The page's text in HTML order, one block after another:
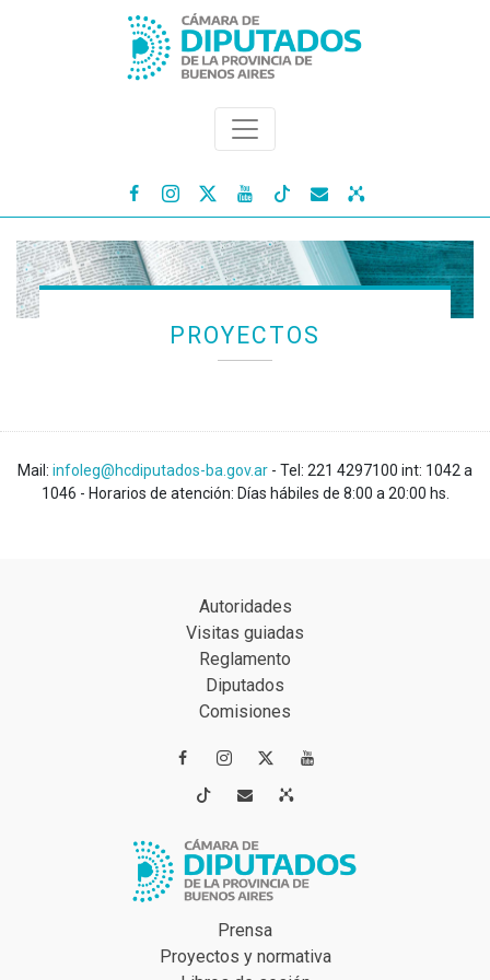
   
PROYECTOS
Mail: infoleg@hcdiputados-ba.gov.ar - Tel: 221 4297100 int: 1042 a
1046 - Horarios de atención: Días hábiles de 8:00 a 20:00 hs.
Autoridades
Visitas guiadas
Reglamento
Diputados
Comisiones
 
 
Prensa
Proyectos y normativa